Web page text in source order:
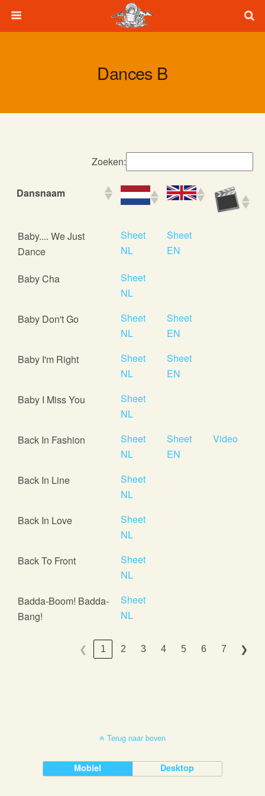
Dances B
Zoeken:
Dansnaam
Dansnaam
Baby.... We Just
Dance
Sheet
NL
Sheet
EN
Baby Cha
Sheet
NL
Baby Don't Go
Sheet
NL
Sheet
EN
Baby I'm Right
Sheet
NL
Sheet
EN
Baby I Miss You
Sheet
NL
Back In Fashion
Sheet
NL
Sheet
EN
Video
Back In Line
Sheet
NL
Back In Love
Sheet
NL
Back To Front
Sheet
NL
Badda-Boom! Badda-
Bang!
Sheet
NL
❮ 1 2 3 4 5 6 7 ❯
Terug naar boven
Mobiel Desktop